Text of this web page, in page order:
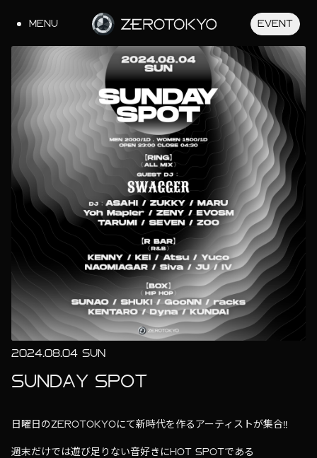
MENU EVENT
JA
2024.08.04 SUN
SUNDAY SPOT
日曜日のZEROTOKYOにて新時代を作るアーティストが集合!!
週末だけでは遊び足りない音好きにHOT SPOTである